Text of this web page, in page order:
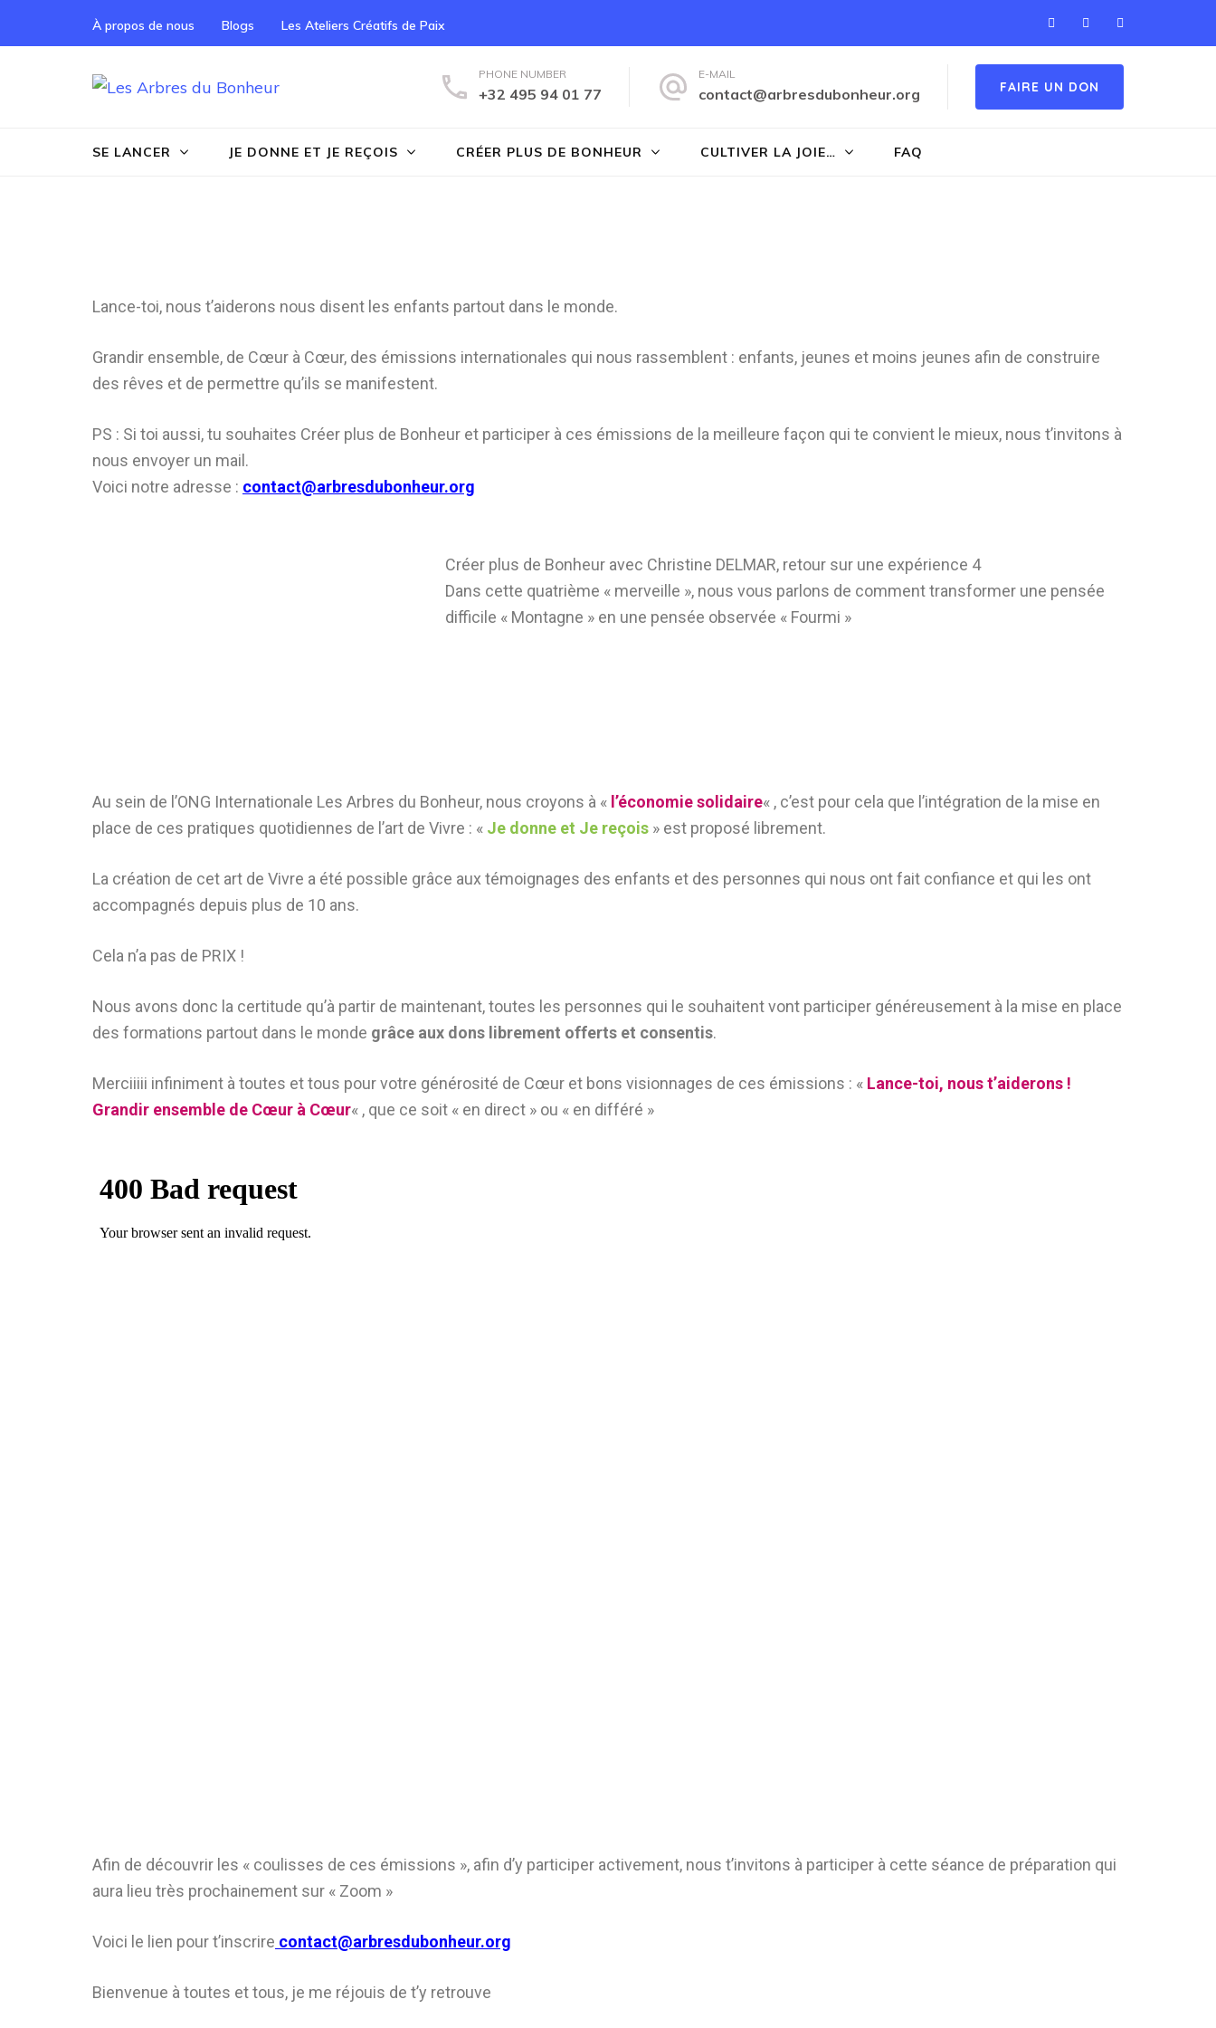
À propos de nous Blogs Les Ateliers Créatifs de Paix
Les Arbres du Bonheur
PHONE NUMBER
+32 495 94 01 77
E-MAIL
contact@arbresdubonheur.org FAIRE UN DON
SE LANCER JE DONNE ET JE REÇOIS CRÉER PLUS DE BONHEUR CULTIVER LA JOIE… FAQ
Lance-toi, nous t’aiderons nous disent les enfants partout dans le monde.
Grandir ensemble, de Cœur à Cœur, des émissions internationales qui nous rassemblent : enfants, jeunes et moins jeunes afin de construire
des rêves et de permettre qu’ils se manifestent.
PS : Si toi aussi, tu souhaites Créer plus de Bonheur et participer à ces émissions de la meilleure façon qui te convient le mieux, nous t’invitons à
nous envoyer un mail.
Voici notre adresse : contact@arbresdubonheur.org
Créer plus de Bonheur avec Christine DELMAR, retour sur une expérience 4
Dans cette quatrième « merveille », nous vous parlons de comment transformer une pensée
difficile « Montagne » en une pensée observée « Fourmi »
Au sein de l’ONG Internationale Les Arbres du Bonheur, nous croyons à « l’économie solidaire« , c’est pour cela que l’intégration de la mise en
place de ces pratiques quotidiennes de l’art de Vivre : « Je donne et Je reçois » est proposé librement.
La création de cet art de Vivre a été possible grâce aux témoignages des enfants et des personnes qui nous ont fait confiance et qui les ont
accompagnés depuis plus de 10 ans.
Cela n’a pas de PRIX !
Nous avons donc la certitude qu’à partir de maintenant, toutes les personnes qui le souhaitent vont participer généreusement à la mise en place
des formations partout dans le monde grâce aux dons librement offerts et consentis.
Merciiiii infiniment à toutes et tous pour votre générosité de Cœur et bons visionnages de ces émissions : « Lance-toi, nous t’aiderons !
Grandir ensemble de Cœur à Cœur« , que ce soit « en direct » ou « en différé »
Afin de découvrir les « coulisses de ces émissions », afin d’y participer activement, nous t’invitons à participer à cette séance de préparation qui
aura lieu très prochainement sur « Zoom »
Voici le lien pour t’inscrire contact@arbresdubonheur.org
Bienvenue à toutes et tous, je me réjouis de t’y retrouve